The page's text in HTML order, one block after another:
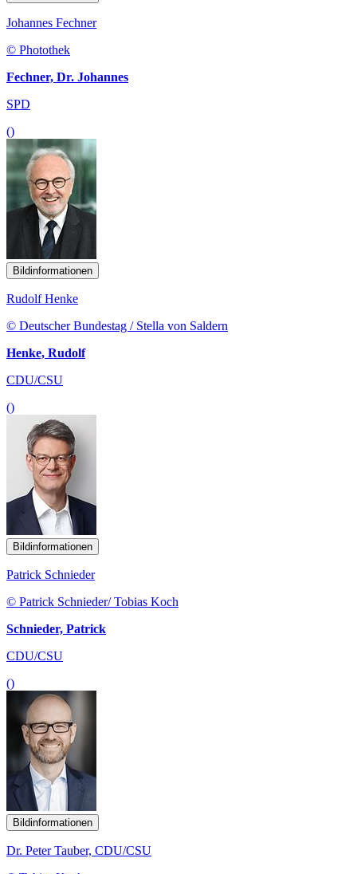
Johannes Fechner
© Photothek
Fechner, Dr. Johannes
SPD
()
Bildinformationen
Rudolf Henke
© Deutscher Bundestag / Stella von Saldern
Henke, Rudolf
CDU/CSU
()
Bildinformationen
Patrick Schnieder
© Patrick Schnieder/ Tobias Koch
Schnieder, Patrick
CDU/CSU
()
Bildinformationen
Dr. Peter Tauber, CDU/CSU